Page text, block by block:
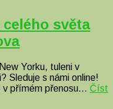
světa
Yorku, tuleni v
Sleduje s námi online!
v přímém přenosu… Číst